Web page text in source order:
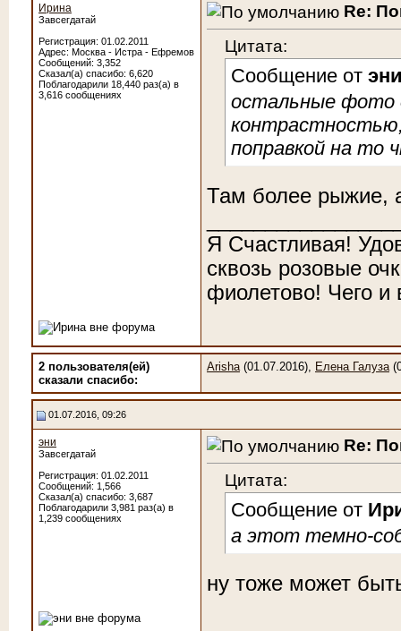
Ирина
Завсегдатай
Регистрация: 01.02.2011
Адрес: Москва - Истра - Ефремов
Сообщений: 3,352
Сказал(а) спасибо: 6,620
Поблагодарили 18,440 раз(а) в
3,616 сообщениях
Re:
Цитата:
Сообщение от
остальные фото
контрастностью,
поправкой на то
Там более рыжие,
Я Счастливая!
сквозь розовые
фиолетово! Чего
2 пользователя(ей)
сказали cпасибо:
Arisha(01.07.2016), Елена Галуза
01.07.2016, 09:26
эни
Завсегдатай
Регистрация: 01.02.2011
Сообщений: 1,566
Сказал(а) спасибо: 3,687
Поблагодарили 3,981 раз(а) в
1,239 сообщениях
Re:
Цитата:
Сообщение от
а этот темно-
ну тоже может